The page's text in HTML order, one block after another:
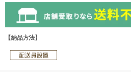
【納品方法】